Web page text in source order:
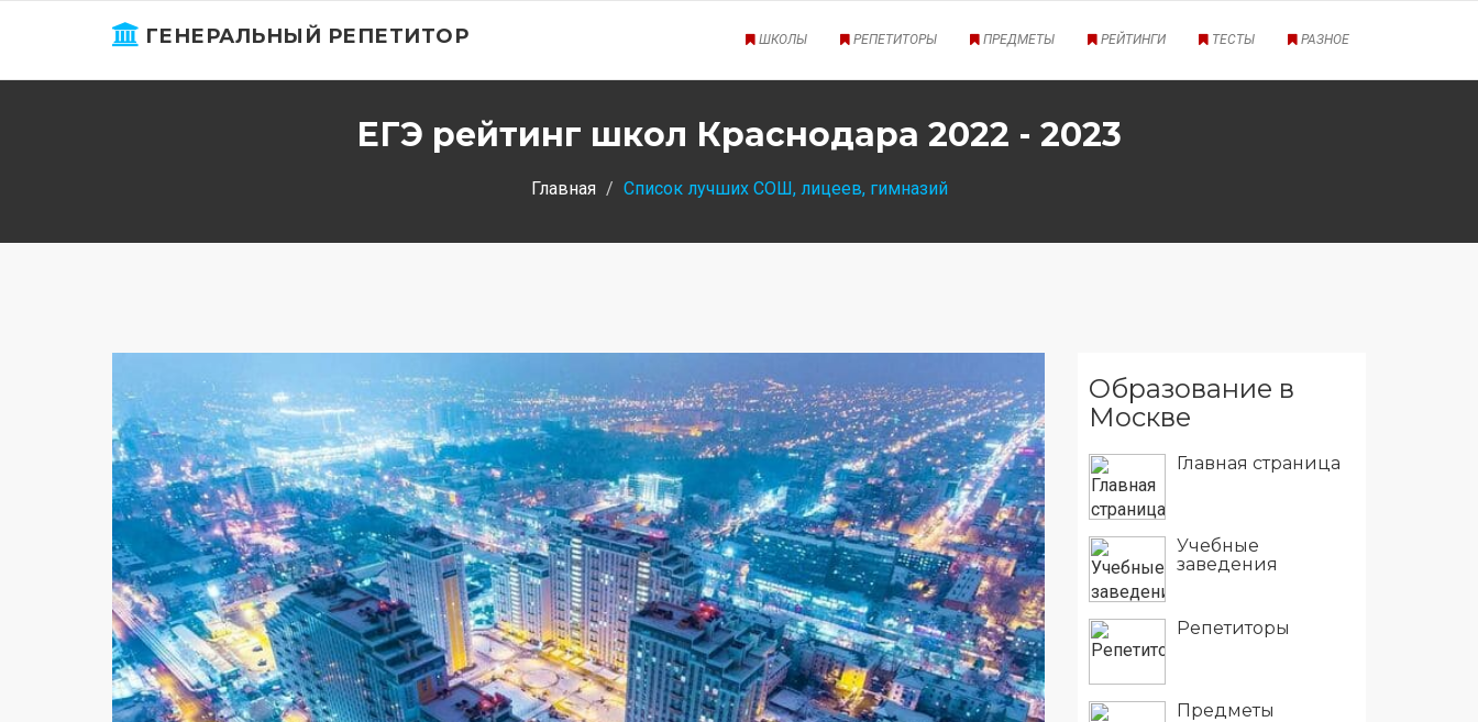
ГЕНЕРАЛЬНЫЙ РЕПЕТИТОР ШКОЛЫ РЕПЕТИТОРЫ ПРЕДМЕТЫ РЕЙТИНГИ ТЕСТЫ РАЗНОЕ
ЕГЭ рейтинг школ Краснодара 2022 - 2023
Главная Список лучших СОШ, лицеев, гимназий
Образование в
Москве
Главная страница
Учебные
заведения
Репетиторы
Предметы